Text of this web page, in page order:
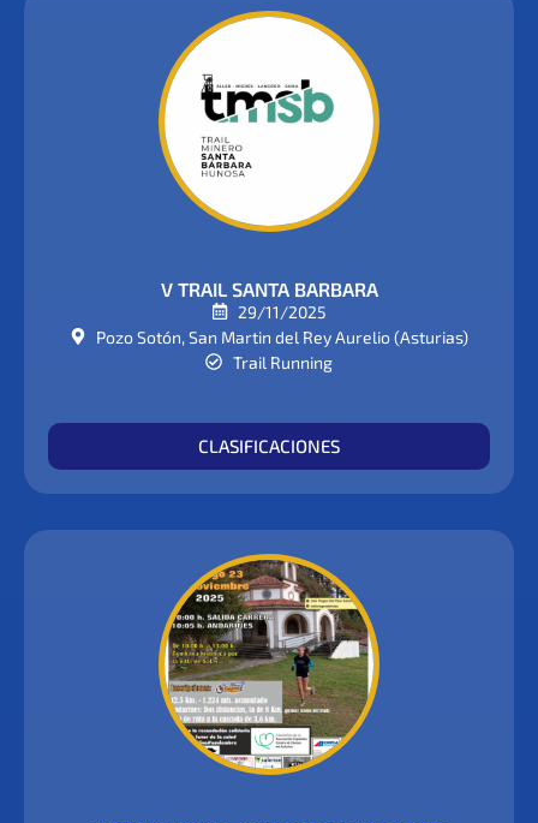
V TRAIL SANTA BARBARA
29/11/2025
Pozo Sotón, San Martin del Rey Aurelio (Asturias)
Trail Running
CLASIFICACIONES